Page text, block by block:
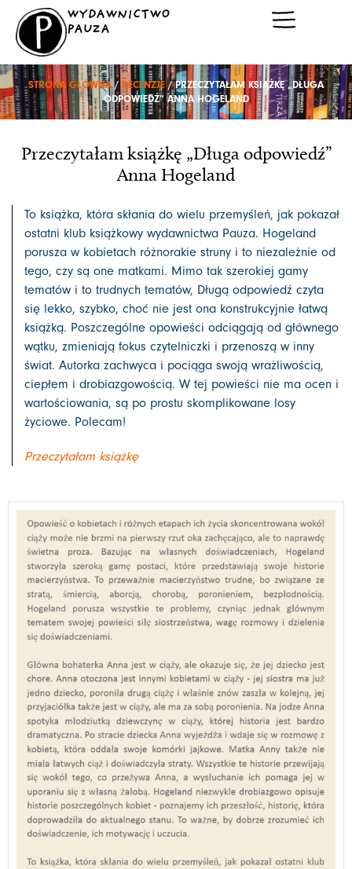
Przejdź
treści
WYDAWNICTWO
PAUZA
STRONA GŁÓWNA/ RECENZJE/ PRZECZYTAŁAM KSIĄŻKĘ „DŁUGA
ODPOWIEDŹ” ANNA HOGELAND
Przeczytałam książkę „Długa odpowiedź”
Anna Hogeland
To książka, która skłania do wielu przemyśleń, jak pokazał
ostatni klub książkowy wydawnictwa Pauza. Hogeland
porusza w kobietach różnorakie struny i to niezależnie od
tego, czy są one matkami. Mimo tak szerokiej gamy
tematów i to trudnych tematów, Długą odpowiedź czyta
się lekko, szybko, choć nie jest ona konstrukcyjnie łatwą
książką. Poszczególne opowieści odciągają od głównego
wątku, zmieniają fokus czytelniczki i przenoszą w inny
świat. Autorka zachwyca i pociąga swoją wrażliwością,
ciepłem i drobiazgowością. W tej powieści nie ma ocen i
wartościowania, są po prostu skomplikowane losy
życiowe. Polecam!
Przeczytałam książkę